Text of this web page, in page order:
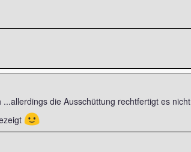
die Ausschüttung rechtfertigt es nicht
🙂